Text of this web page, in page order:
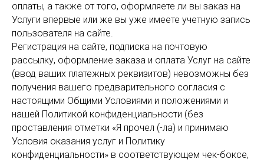
оплаты, а также от того, оформляете ли вы заказ на
Услуги впервые или же вы уже имеете учетную запись
пользователя на сайте.
Регистрация на сайте, подписка на почтовую
рассылку, оформление заказа и оплата Услуг на сайте
(ввод ваших платежных реквизитов) невозможны без
получения вашего предварительного согласия с
настоящими Общими Условиями и положениями и
нашей Политикой конфиденциальности (без
проставления отметки «Я прочел (-ла) и принимаю
Условия оказания услуг и Политику
конфиденциальности» в соответствующем чек-боксе,